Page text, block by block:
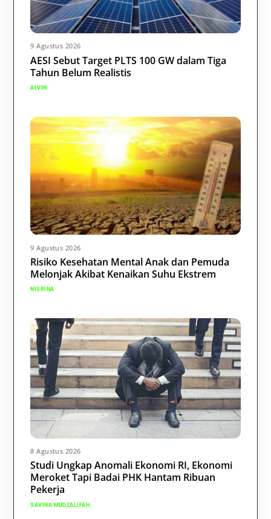
9 Agustus 2026
AESI Sebut Target PLTS 100 GW dalam Tiga
Tahun Belum Realistis
ALVIN
9 Agustus 2026
Risiko Kesehatan Mental Anak dan Pemuda
Melonjak Akibat Kenaikan Suhu Ekstrem
NISRINA
8 Agustus 2026
Studi Ungkap Anomali Ekonomi RI, Ekonomi
Meroket Tapi Badai PHK Hantam Ribuan
Pekerja
SAVINA MUDZALIFAH